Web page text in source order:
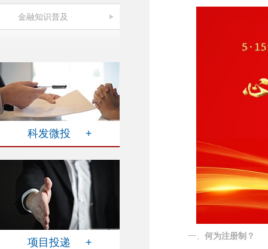
金融知识普及
科发微投 +
项目投递 +
一、 何为注册制？